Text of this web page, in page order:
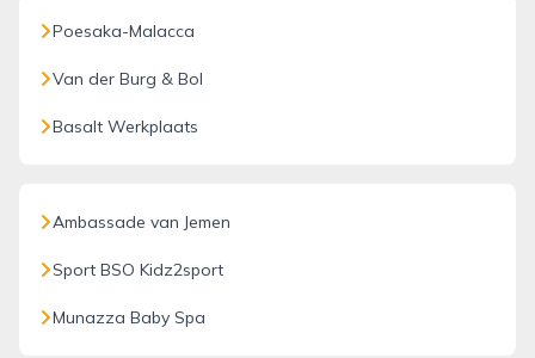
Poesaka-Malacca
Van der Burg & Bol
Basalt Werkplaats
Ambassade van Jemen
Sport BSO Kidz2sport
Munazza Baby Spa